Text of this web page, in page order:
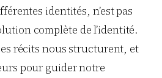
identités, n’est pas
complète de l’identité.
récits nous structurent, et
pour guider notre